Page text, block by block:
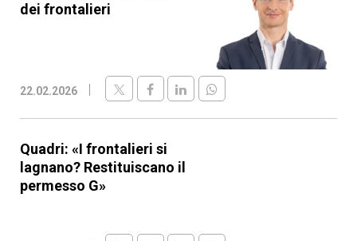
dei frontalieri
22.02.2026
Quadri: «I frontalieri si
lagnano? Restituiscano il
permesso G»